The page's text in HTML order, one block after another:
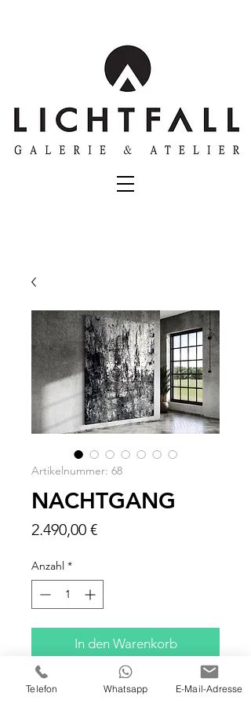
Artikelnummer: 68
NACHTGANG
2.490,00 €Preis
Anzahl *
In den Warenkorb
100 x 120 x 5 cm
Telefon Whatsapp E-Mail-Adresse